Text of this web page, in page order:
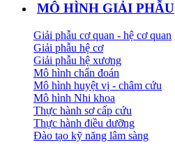
MÔ HÌNH GIẢI PHẪU
Giải phẫu cơ quan - hệ cơ quan
Giải phẫu hệ cơ
Giải phẫu hệ xương
Mô hình chẩn đoán
Mô hình huyệt vị - châm cứu
Mô hình Nhi khoa
Thực hành sơ cấp cứu
Thực hành điều dưỡng
Đào tạo kỹ năng lâm sàng